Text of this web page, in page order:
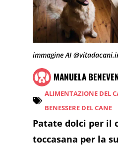
immagine AI
MANUELA
ALIMENTAZIONE DEL
BENESSERE DEL CANE
Patate dolci per il
toccasana per la